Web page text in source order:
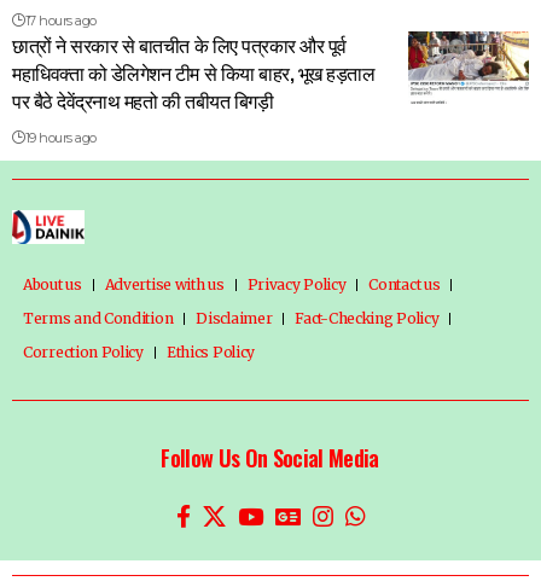
17 hours ago
छात्रों ने सरकार से बातचीत के लिए पत्रकार और पूर्व
महाधिवक्ता को डेलिगेशन टीम से किया बाहर, भूख हड़ताल
पर बैठे देवेंद्रनाथ महतो की तबीयत बिगड़ी
19 hours ago
About us Advertise with us Privacy Policy
Contact us
Terms and Condition
Disclaimer
Fact-Checking Policy
Correction Policy
Ethics Policy
Follow Us On Social Media